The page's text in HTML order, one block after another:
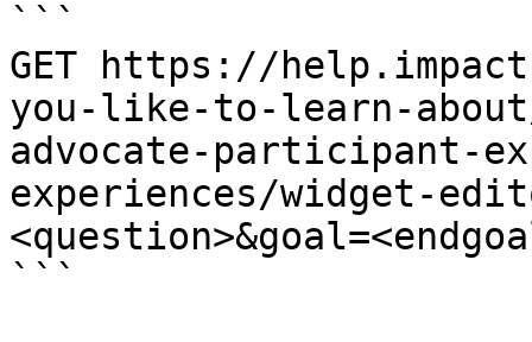
```
GET https://
you-like-to-learn-about/
advocate-participant-
experiences/widget-
```